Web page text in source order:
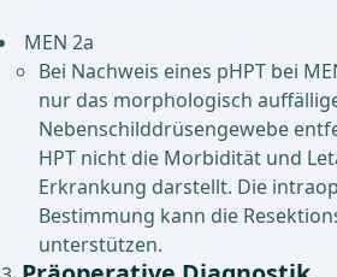
MEN 2a
Bei Nachweis eines pHPT bei
nur das morphologisch
Nebenschilddrüsengewebe
HPT nicht die Morbidität und
Erkrankung darstellt. Die
Bestimmung kann die
unterstützen.